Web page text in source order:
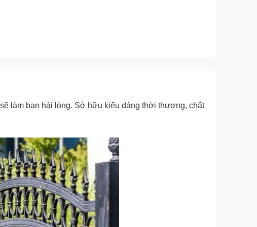
làm bạn hài lòng. Sở hữu kiểu dáng thời thượng, chất